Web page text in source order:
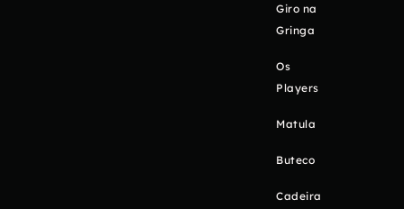
Giro na
Gringa
Os
Players
Matula
Buteco
Cadeira